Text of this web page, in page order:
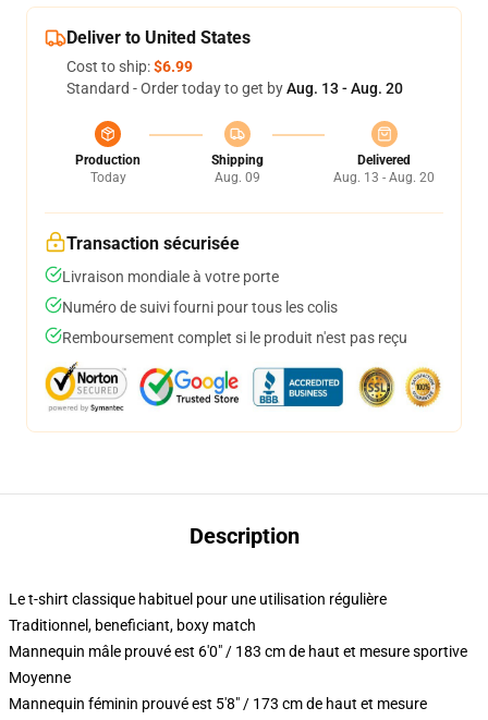
Deliver to United States
Cost to ship:$6.99
Standard - Order today to get byAug. 13 - Aug. 20
Production
Today
Shipping
Aug. 09
Delivered
Aug. 13 - Aug. 20
Transaction sécurisée
Livraison mondiale à votre porte
Numéro de suivi fourni pour tous les colis
Remboursement complet si le produit n'est pas reçu
Description
Le t-shirt classique habituel pour une utilisation régulière
Traditionnel, beneficiant, boxy match
Mannequin mâle prouvé est 6'0" / 183 cm de haut et mesure sportive
Moyenne
Mannequin féminin prouvé est 5'8" / 173 cm de haut et mesure